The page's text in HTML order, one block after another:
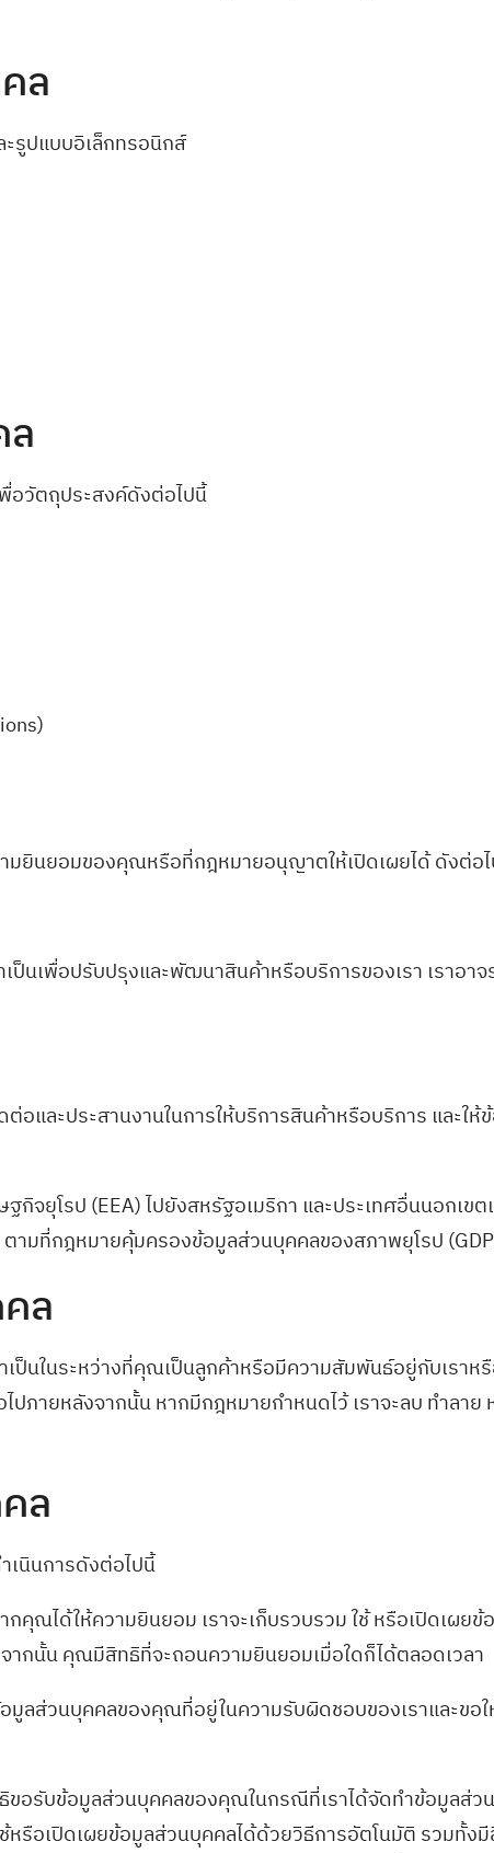
for:
ล
รูปแบบอิเล็กทรอนิกส์
อวัตถุประสงค์ดังต่อไปนี้
มยินยอมของคุณหรือที่กฎหมายอนุญาตให้เปิดเผยได้ ดังต่อ
ป็นเพื่อปรับปรุงและพัฒนาสินค้าหรือบริการของเรา เราอ
และประสานงานในการให้บริการสินค้าหรือบริการ และใ
จยุโรป (EEA) ไปยังสหรัฐอเมริกา และประเทศอื่นนอกเข
ตามที่กฎหมายคุ้มครองข้อมูลส่วนบุคคลของสภาพยุโรป
ล
ป็นในระหว่างที่คุณเป็นลูกค้าหรือมีความสัมพันธ์อยู่กับเราห
ปภายหลังจากนั้น หากมีกฎหมายกำหนดไว้ เราจะลบ ทำลา
ล
นินการดังต่อไปนี้
กคุณได้ให้ความยินยอม เราจะเก็บรวบรวม ใช้ หรือเปิดเผ
กนั้น คุณมีสิทธิที่จะถอนความยินยอมเมื่อใดก็ได้ตลอดเวลา
ลส่วนบุคคลของคุณที่อยู่ในความรับผิดชอบของเราและขอ
อรับข้อมูลส่วนบุคคลของคุณในกรณีที่เราได้จัดทำข้อมูลส่ว
รือเปิดเผยข้อมูลส่วนบุคคลได้ด้วยวิธีการอัตโนมัติ รวมทั้ง